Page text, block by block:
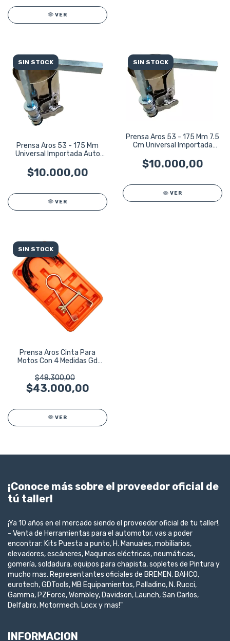
VER
SIN STOCK
Prensa Aros 53 - 175 Mm
Universal Importada Auto
$10.000,00
VER
SIN STOCK
Prensa Aros 53 - 175 Mm 7.5
Cm Universal Importada
$10.000,00
VER
SIN STOCK
Prensa Aros Cinta Para
Motos Con 4 Medidas Gd
$48.300,00
$43.000,00
VER
¡Conoce más sobre el proveedor oficial de
tú taller!
¡Ya 10 años en el mercado siendo el proveedor oficial de tu taller!.
- Venta de Herramientas para el automotor, vas a poder
encontrar: Kits Puesta a punto, H. Manuales, mobiliarios,
elevadores, escáneres, Maquinas eléctricas, neumáticas,
gomería, soldadura, equipos para chapista, sopletes de Pintura y
mucho mas. Representantes oficiales de BREMEN, BAHCO,
eurotech, GDTools, MB Equipamientos, Palladino, N. Rucci,
Gamma, PZForce, Wembley, Davidson, Launch, San Carlos,
Delfabro, Motormech, Locx y mas!"
INFORMACION